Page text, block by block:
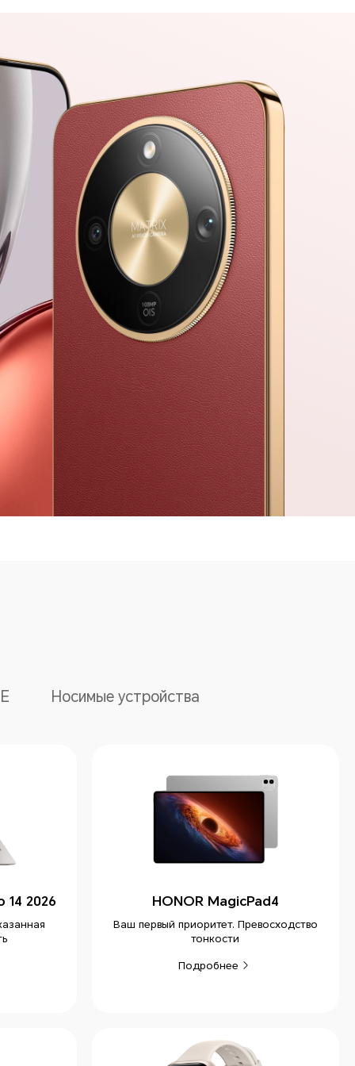
Носимые устройства
14 2026 HONOR MagicPad4
Ваш первый приоритет. Превосходство
тонкости
Подробнее